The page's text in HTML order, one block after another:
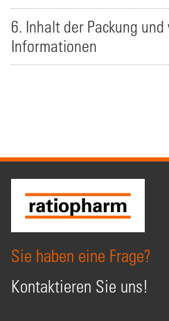
6. Inhalt der Packung
Informationen
Sie haben eine Frage?
Kontaktieren Sie uns!